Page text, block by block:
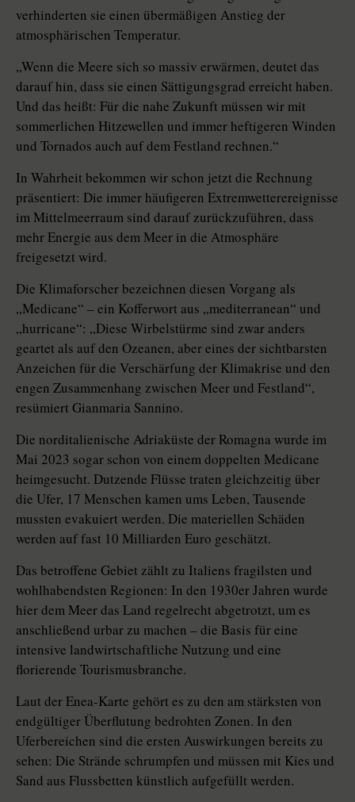
verhinderten sie einen übermäßigen Anstieg der
atmosphärischen Temperatur.
„Wenn die Meere sich so massiv erwärmen, deutet das
darauf hin, dass sie einen Sättigungsgrad erreicht haben.
Und das heißt: Für die nahe Zukunft müssen wir mit
sommerlichen Hitzewellen und immer heftigeren Winden
und Tornados auch auf dem Festland rechnen.“
In Wahrheit bekommen wir schon jetzt die Rechnung
präsentiert: Die immer häufigeren Extremwetterereignisse
im Mittelmeerraum sind darauf zurückzuführen, dass
mehr Energie aus dem Meer in die Atmosphäre
freigesetzt wird.
Die Klimaforscher bezeichnen diesen Vorgang als
„Medicane“ – ein Kofferwort aus „mediterranean“ und
„hurricane“: „Diese Wirbelstürme sind zwar anders
geartet als auf den Ozeanen, aber eines der sichtbarsten
Anzeichen für die Verschärfung der Klimakrise und den
engen Zusammenhang zwischen Meer und Festland“,
resümiert Gianmaria Sannino.
Die norditalienische Adriaküste der Romagna wurde im
Mai 2023 sogar schon von einem doppelten Medicane
heimgesucht. Dutzende Flüsse traten gleichzeitig über
die Ufer, 17 Menschen kamen ums Leben, Tausende
mussten evakuiert werden. Die materiellen Schäden
werden auf fast 10 Milliarden Euro geschätzt.
Das betroffene Gebiet zählt zu Italiens fragilsten und
wohlhabendsten Regionen: In den 1930er Jahren wurde
hier dem Meer das Land regelrecht abgetrotzt, um es
anschließend urbar zu machen – die Basis für eine
intensive landwirtschaftliche Nutzung und eine
florierende Tourismusbranche.
Laut der Enea-Karte gehört es zu den am stärksten von
endgültiger Überflutung bedrohten Zonen. In den
Uferbereichen sind die ersten Auswirkungen bereits zu
sehen: Die Strände schrumpfen und müssen mit Kies und
Sand aus Flussbetten künstlich aufgefüllt werden.